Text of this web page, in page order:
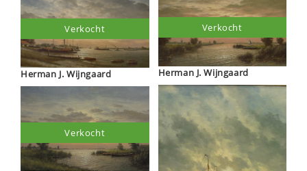
Herman J. Wijngaard
Verkocht
Verkocht
Herman J. Wijngaard
Verkocht